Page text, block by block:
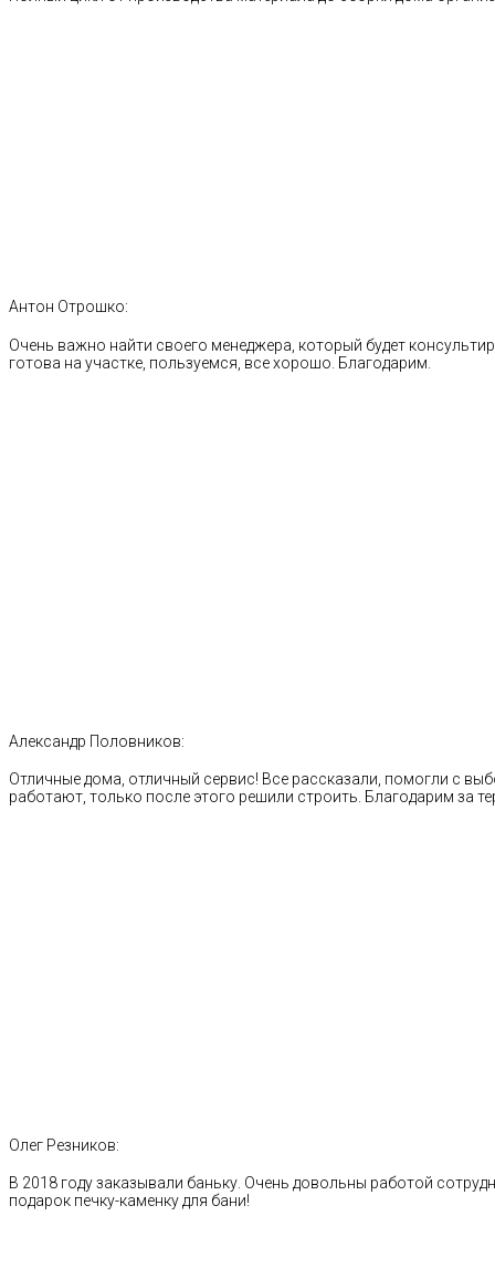
Антон Отрошко:
Очень важно найти своего менеджера, который будет
готова на участке, пользуемся, все хорошо. Благодарим.
Александр Половников:
Отличные дома, отличный сервис! Все рассказали, помогли с
работают, только после этого решили строить. Благодарим за
Олег Резников:
В 2018 году заказывали баньку. Очень довольны работой
подарок печку-каменку для бани!